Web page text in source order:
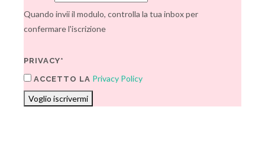
Quando invii il modulo, controlla la tua inbox per
confermare l'iscrizione
PRIVACY*
ACCETTO LA Privacy Policy
Voglio iscrivermi